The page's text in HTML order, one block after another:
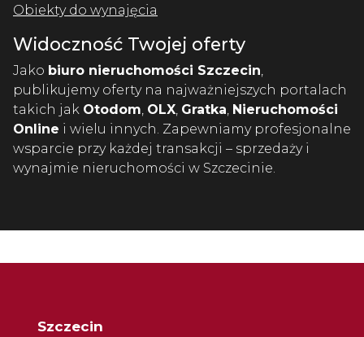
Obiekty do wynajęcia
Widoczność Twojej oferty
Jako biuro nieruchomości Szczecin,
publikujemy oferty na najważniejszych portalach
takich jak Otodom, OLX, Gratka, Nieruchomości
Online i wielu innych. Zapewniamy profesjonalne
wsparcie przy każdej transakcji – sprzedaży i
wynajmie nieruchomości w Szczecinie.
Szczecin